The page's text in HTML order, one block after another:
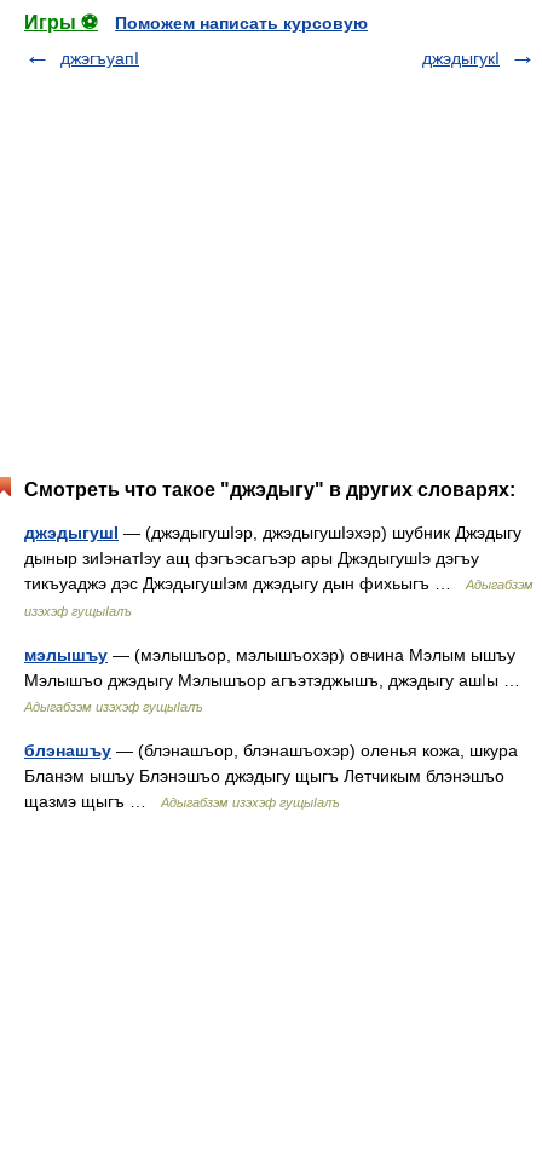
Игры ⚽
Поможем написать курсовую
джэгъуапI
джэдыгукI
Смотреть что такое "джэдыгу" в других словарях:
джэдыгушI — (джэдыгушIэр, джэдыгушIэхэр) шубник Джэдыгу
дыныр зиIэнатIэу ащ фэгъэсагъэр ары ДжэдыгушIэ дэгъу
тикъуаджэ дэс ДжэдыгушIэм джэдыгу дын фихьыгъ …
Адыгабзэм
изэхэф гущыIалъ
мэлышъу — (мэлышъор, мэлышъохэр) овчина Мэлым ышъу
Мэлышъо джэдыгу Мэлышъор агъэтэджышъ, джэдыгу ашIы …
Адыгабзэм изэхэф гущыIалъ
блэнашъу — (блэнашъор, блэнашъохэр) оленья кожа, шкура
Бланэм ышъу Блэнэшъо джэдыгу щыгъ Летчикым блэнэшъо
щазмэ щыгъ …
Адыгабзэм изэхэф гущыIалъ